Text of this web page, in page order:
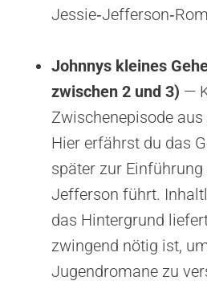
Johnnys kleines
zwischen 2 und 3) —
Zwischenepisode
Hier erfährst du das
später zur
Jefferson führt.
das Hintergrund
zwingend nötig ist,
Jugendromane zu